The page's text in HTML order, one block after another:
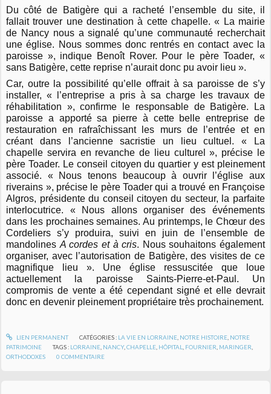
Du côté de Batigère qui a racheté l’ensemble du site, il
fallait trouver une destination à cette chapelle. « La mairie
de Nancy nous a signalé qu’une communauté recherchait
une église. Nous sommes donc rentrés en contact avec la
paroisse », indique Benoît Rover. Pour le père Toader, «
sans Batigère, cette reprise n’aurait donc pu avoir lieu ».
Car, outre la possibilité qu’elle offrait à sa paroisse de s’y
installer, « l’entreprise a pris à sa charge les travaux de
réhabilitation », confirme le responsable de Batigère. La
paroisse a apporté sa pierre à cette belle entreprise de
restauration en rafraîchissant les murs de l’entrée et en
créant dans l’ancienne sacristie un lieu cultuel. « La
chapelle servira en revanche de lieu culturel », précise le
père Toader. Le conseil citoyen du quartier y est pleinement
associé. « Nous tenons beaucoup à ouvrir l’église aux
riverains », précise le père Toader qui a trouvé en Françoise
Algros, présidente du conseil citoyen du secteur, la parfaite
interlocutrice. « Nous allons organiser des événements
dans les prochaines semaines. Au printemps, le Chœur des
Cordeliers s’y produira, suivi en juin de l’ensemble de
mandolines A cordes et à cris. Nous souhaitons également
organiser, avec l’autorisation de Batigère, des visites de ce
magnifique lieu ». Une église ressuscitée que loue
actuellement la paroisse Saints-Pierre-et-Paul. Un
compromis de vente a été cependant signé et elle devrait
donc en devenir pleinement propriétaire très prochainement.
LIEN PERMANENT CATÉGORIES : LA VIE EN LORRAINE, NOTRE HISTOIRE, NOTRE
PATRIMOINE
TAGS : LORRAINE NANCY,CHAPELLE HÔPITAL FOURNIER MARINGER
ORTHODOXES
0 COMMENTAIRE